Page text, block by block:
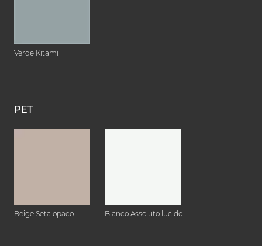
Verde Kitami
PET
Beige Seta opaco Bianco Assoluto lucido